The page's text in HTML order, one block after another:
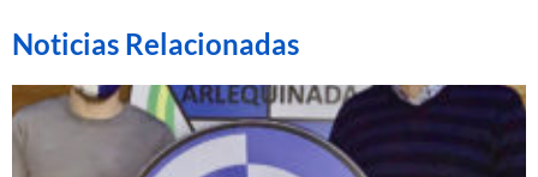
Noticias Relacionadas